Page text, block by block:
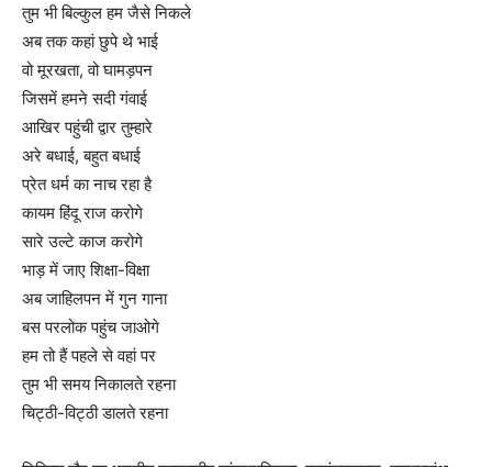
तुम भी बिल्कुल हम जैसे निकले
अब तक कहां छुपे थे भाई
वो मूरखता, वो घामड़पन
जिसमें हमने सदी गंवाई
आखिर पहुंची द्वार तुम्हारे
अरे बधाई, बहुत बधाई
प्रेत धर्म का नाच रहा है
कायम हिंदू राज करोगे
सारे उल्टे काज करोगे
भाड़ में जाए शिक्षा-विक्षा
अब जाहिलपन में गुन गाना
बस परलोक पहुंच जाओगे
हम तो हैं पहले से वहां पर
तुम भी समय निकालते रहना
चिट्ठी-विट्ठी डालते रहना